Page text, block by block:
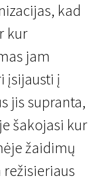
kad
kur
jam
įsijausti į
jis supranta,
šakojasi kur
žaidimų